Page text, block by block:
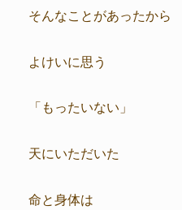
そんなことがあったから
よけいに思う
「もったいない」
天にいただいた
命と身体は